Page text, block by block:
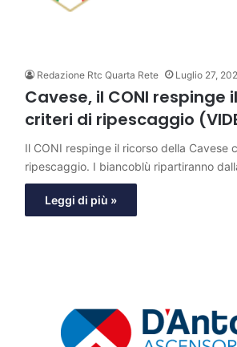
Redazione Rtc Quarta Rete Luglio 27,
Cavese, il CONI respinge
criteri di ripescaggio
Il CONI respinge il ricorso della Cavese
ripescaggio. I biancoblù ripartiranno
Leggi di più »